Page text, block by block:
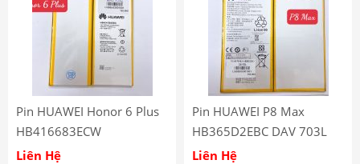
Pin HUAWEI Honor 6 Plus
HB416683ECW
Liên Hệ
Pin HUAWEI P8 Max
HB365D2EBC DAV 703L
Liên Hệ